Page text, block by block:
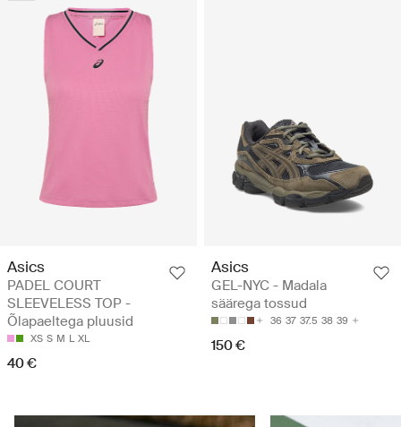
Asics
PADEL COURT
SLEEVELESS TOP -
Õlapaeltega pluusid
XS S M L XL
40 €
Asics
GEL-NYC - Madala
säärega tossud
36 37 37.5 38 39
150 €